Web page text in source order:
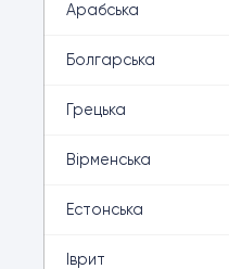
Арабська
Болгарська
Грецька
Вірменська
Естонська
Іврит